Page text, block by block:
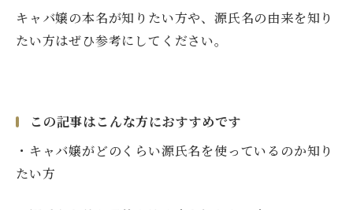
キャバ嬢の本名が知りたい方や、源氏名の由来を知り
たい方はぜひ参考にしてください。
この記事はこんな方におすすめです
・キャバ嬢がどのくらい源氏名を使っているのか知り
たい方